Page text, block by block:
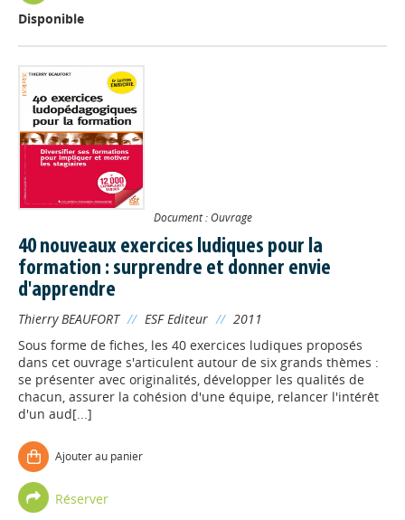
Disponible
Document : Ouvrage
40 nouveaux exercices ludiques pour la
formation : surprendre et donner envie
d'apprendre
Thierry BEAUFORT // ESF Editeur // 2011
Sous forme de fiches, les 40 exercices ludiques proposés
dans cet ouvrage s'articulent autour de six grands thèmes :
se présenter avec originalités, développer les qualités de
chacun, assurer la cohésion d'une équipe, relancer l'intérêt
d'un aud[...]
Ajouter au panier
Réserver